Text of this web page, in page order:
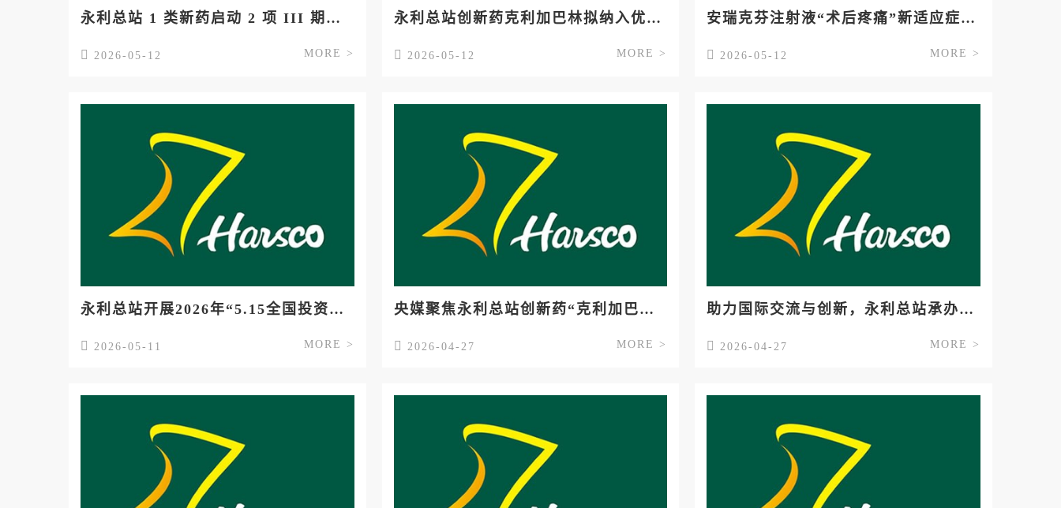
永利总站 1 类新药启动 2 项 III 期临床
2026-05-12 MORE >
永利总站创新药克利加巴林拟纳入优先评审
2026-05-12 MORE >
安瑞克芬注射液“术后疼痛”新适应症上市许可申请获受理
2026-05-12 MORE >
永利总站开展2026年“5.15全国投资者保护宣传日”活动的通知
2026-05-11 MORE >
央媒聚焦永利总站创新药“克利加巴林”重要研究进展
2026-04-27 MORE >
助力国际交流与创新，永利总站承办的中外药学前沿学术交流会在沪举行
2026-04-27 MORE >